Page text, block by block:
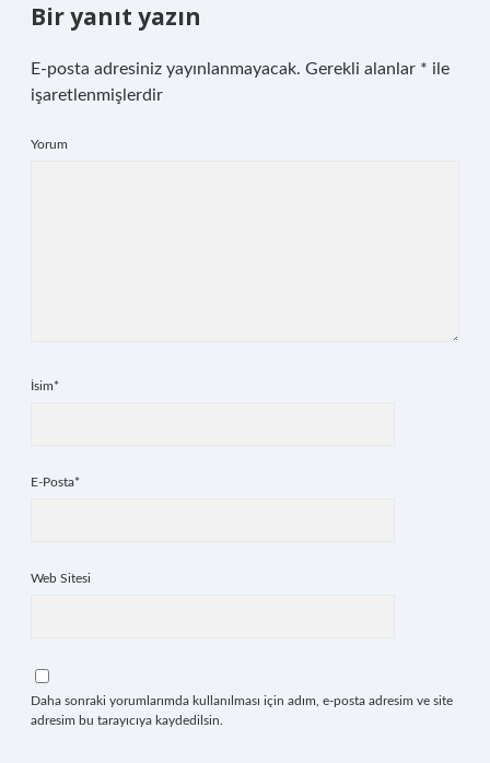
Bir yanıt yazın
E-posta adresiniz yayınlanmayacak. Gerekli alanlar * ile
işaretlenmişlerdir
Yorum
İsim*
E-Posta*
Web Sitesi
Daha sonraki yorumlarımda kullanılması için adım, e-posta adresim ve site
adresim bu tarayıcıya kaydedilsin.